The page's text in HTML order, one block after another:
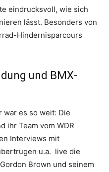
eindrucksvoll, wie sich
lässt. Besonders von
Hindernisparcours
und BMX-
war es so weit: Die
ihr Team vom WDR
Interviews mit
u.a. live die
Brown und seinem